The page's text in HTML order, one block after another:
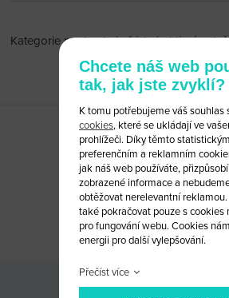
Kategorie neobsahuje žádné aktivní
CHCETE PORADIT?
Chcete náš web
tak, jak jste zvyklí?
K tomu potřebujeme váš souhlas
cookies, které se ukládají ve
prohlížeči. Díky těmto
preferenčním a reklamním
jak náš web používáte,
zobrazené informace a
obtěžovat nerelevantní
také pokračovat pouze s cookies
pro fungování webu. Cookies
energii pro další vylepšování.
Přečíst více